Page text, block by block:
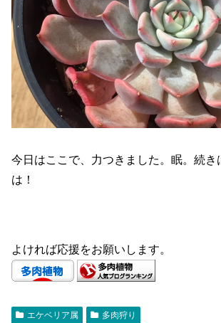
今日はここで、力つきました。眠。続き
は！
よければ応援をお願いします。
エケベリア属 多肉狩り